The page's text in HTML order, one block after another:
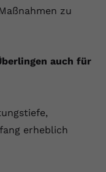
zu
auch für
erheblich